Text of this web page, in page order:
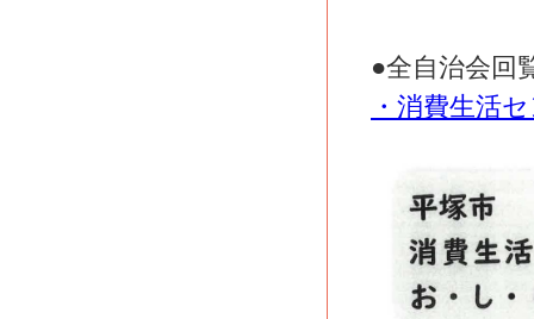
●全自治会回
・消費生活